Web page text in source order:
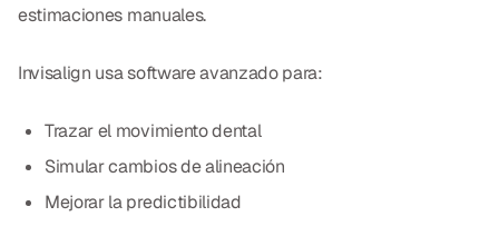
estimaciones manuales.
Invisalign usa software avanzado para:
Trazar el movimiento dental
Simular cambios de alineación
Mejorar la predictibilidad